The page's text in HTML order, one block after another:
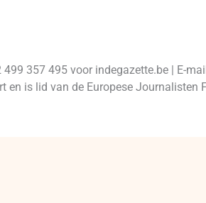
499 357 495 voor indegazette.be | E-
en is lid van de Europese Journalisten